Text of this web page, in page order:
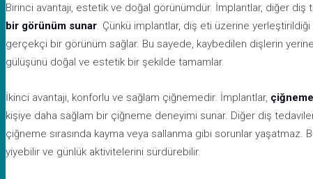
Birinci avantajı, estetik ve doğal görünümdür. İmplantlar, diğer diş
bir görünüm sunar. Çünkü implantlar, diş eti üzerine
gerçekçi bir görünüm sağlar. Bu sayede, kaybedilen dişlerin
gülüşünü doğal ve estetik bir şekilde tamamlar.
İkinci avantajı, konforlu ve sağlam çiğnemedir. İmplantlar,
kişiye daha sağlam bir çiğneme deneyimi sunar. Diğer diş
çiğneme sırasında kayma veya sallanma gibi sorunlar yaşatmaz.
yiyebilir ve günlük aktivitelerini sürdürebilir.